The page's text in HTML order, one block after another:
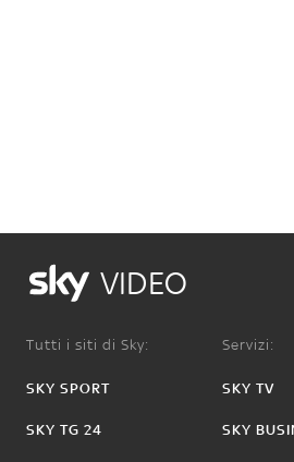
VIDEO
Tutti i siti di Sky:
SKY SPORT
SKY TG 24
Servizi:
SKY TV
SKY